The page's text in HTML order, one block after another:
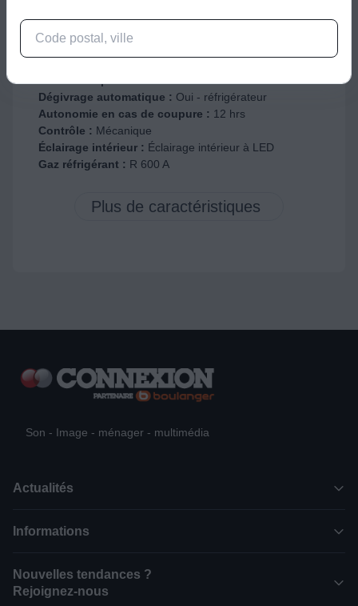
Classe de bruit :C
Dégivrage automatique : Oui - réfrigérateur
Autonomie en cas de coupure : 12 hrs
Contrôle : Mécanique
Éclairage intérieur : Éclairage intérieur à LED
Gaz réfrigérant : R 600 A
Son - Image - ménager - multimédia
Actualités
Informations
Nouvelles tendances ?
Rejoignez-nous